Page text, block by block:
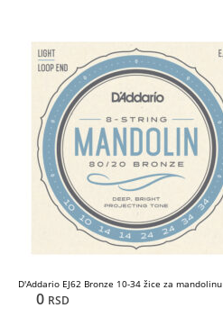
D'Addario EJ62 Bronze 10-34 žice za mandolinu
0 RSD